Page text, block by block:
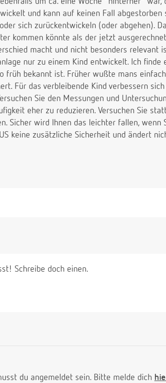
und kann auf keinen Fall abgestorben
sich zurückentwickeln (oder abgehen).
kommen könnte als der jetzt
macht und nicht besonders relevant
nur zu einem Kind entwickelt. Ich finde
früh bekannt ist. Früher wußte mans
Für das verbleibende Kind verbessern
Sie den Messungen und
eher zu reduzieren. Versuchen Sie
Sicher wird Ihnen das leichter fallen, wenn
keine zusätzliche Sicherheit und ändert
Schreibe doch einen.
du angemeldet sein. Bitte melde dich